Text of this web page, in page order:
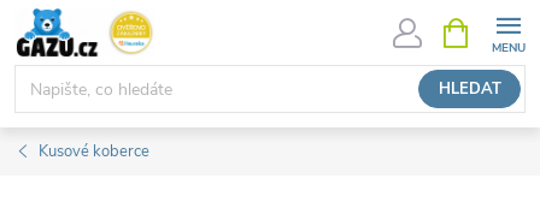
Přejít
obsah
HLEDAT
NÁKUPNÍ
KOŠÍK
Kusové koberce